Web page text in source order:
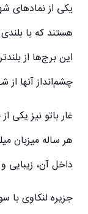
یکی از نمادهای
هستند که با
این برج‌ها از
چشم‌انداز آنها
غار باتو نیز
هر ساله میزبان
داخل آن، زیبایی
جزیره لنکاوی با